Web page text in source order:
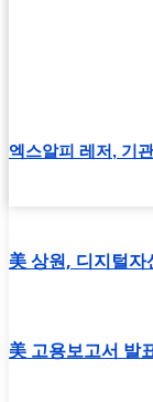
엑스알피 레저, 기
美 상원, 디지털
美 고용보고서 발